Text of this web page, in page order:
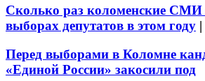
Сколько раз коломенские СМИ
выборах депутатов в этом году |
Перед выборами в Коломне
«Единой России» закосили под